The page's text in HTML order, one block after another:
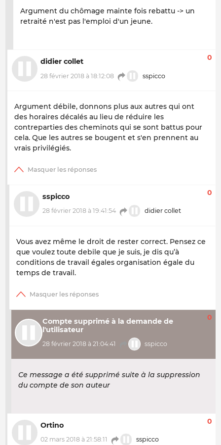
Argument du chômage mainte fois rebattu -> un
retraité n'est pas l'emploi d'un jeune.
didier collet
28 février 2018 à 18:12:08 sspicco
0
Argument débile, donnons plus aux autres qui ont
des horaires décalés au lieu de réduire les
contreparties des cheminots qui se sont battus pour
cela. Que les autres se bougent et s'en prennent au
vrais privilégiés.
sspicco
28 février 2018 à 19:41:54 didier collet
0
Vous avez même le droit de rester correct. Pensez ce
que voulez toute debile que je suis, je dis qu’à
conditions de travail égales organisation égale du
temps de travail.
Compte supprimé à la demande de
l'utilisateur
28 février 2018 à 21:04:41 sspicco
0
Ce message a été supprimé suite à la suppression
du compte de son auteur
Ortino
02 mars 2018 à 21:58:11 sspicco
0